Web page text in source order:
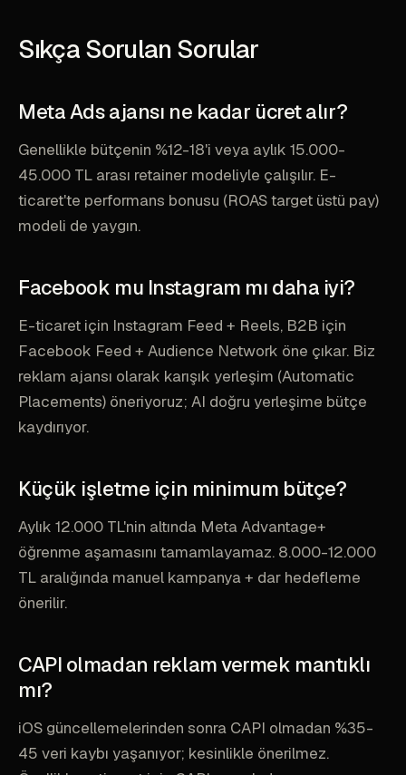
Sıkça Sorulan Sorular
Meta Ads ajansı ne kadar ücret alır?
Genellikle bütçenin %12-18'i veya aylık 15.000-
45.000 TL arası retainer modeliyle çalışılır. E-
ticaret'te performans bonusu (ROAS target üstü pay)
modeli de yaygın.
Facebook mu Instagram mı daha iyi?
E-ticaret için Instagram Feed + Reels, B2B için
Facebook Feed + Audience Network öne çıkar. Biz
reklam ajansı olarak karışık yerleşim (Automatic
Placements) öneriyoruz; AI doğru yerleşime bütçe
kaydırıyor.
Küçük işletme için minimum bütçe?
Aylık 12.000 TL'nin altında Meta Advantage+
öğrenme aşamasını tamamlayamaz. 8.000-12.000
TL aralığında manuel kampanya + dar hedefleme
önerilir.
CAPI olmadan reklam vermek mantıklı
mı?
iOS güncellemelerinden sonra CAPI olmadan %35-
45 veri kaybı yaşanıyor; kesinlikle önerilmez.